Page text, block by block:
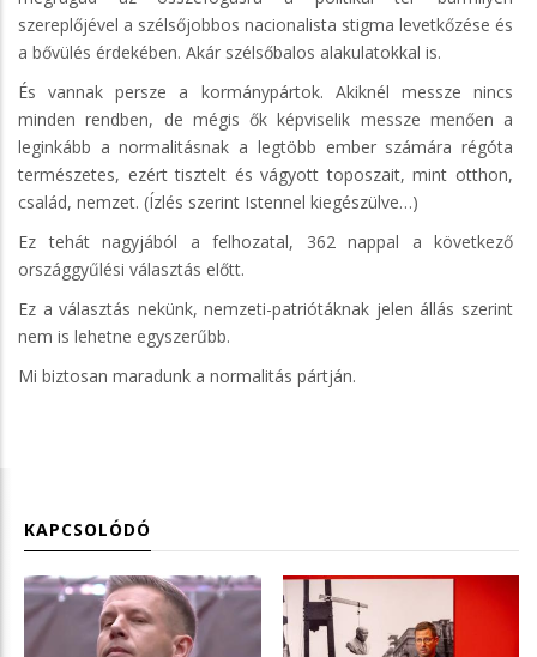
szereplőjével a szélsőjobbos nacionalista stigma levetkőzése és
a bővülés érdekében. Akár szélsőbalos alakulatokkal is.
És vannak persze a kormánypártok. Akiknél messze nincs
minden rendben, de mégis ők képviselik messze menően a
leginkább a normalitásnak a legtöbb ember számára régóta
természetes, ezért tisztelt és vágyott toposzait, mint otthon,
család, nemzet. (Ízlés szerint Istennel kiegészülve…)
Ez tehát nagyjából a felhozatal, 362 nappal a következő
országgyűlési választás előtt.
Ez a választás nekünk, nemzeti-patriótáknak jelen állás szerint
nem is lehetne egyszerűbb.
Mi biztosan maradunk a normalitás pártján.
KAPCSOLÓDÓ